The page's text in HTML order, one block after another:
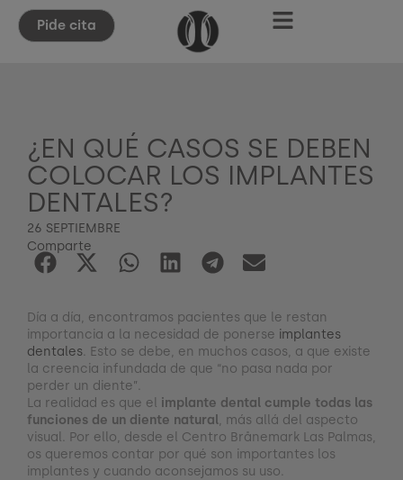
Pide cita
¿EN QUÉ CASOS SE DEBEN
COLOCAR LOS IMPLANTES
DENTALES?
26 SEPTIEMBRE
Comparte
Día a día, encontramos pacientes que le restan
importancia a la necesidad de ponerse implantes
dentales. Esto se debe, en muchos casos, a que existe
la creencia infundada de que “no pasa nada por
perder un diente”.
La realidad es que el implante dental cumple todas las
funciones de un diente natural, más allá del aspecto
visual. Por ello, desde el Centro Brånemark Las Palmas,
os queremos contar por qué son importantes los
implantes y cuando aconsejamos su uso.